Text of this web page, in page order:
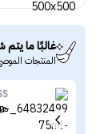
غالبًا ما يتم
المنتجات